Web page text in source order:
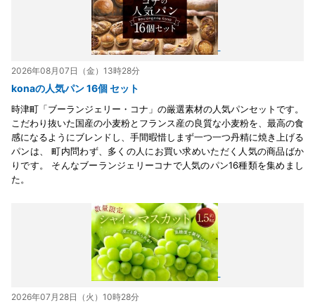
2026年08月07日（金）13時28分
konaの人気パン 16個 セット
時津町「ブーランジェリー・コナ」の厳選素材の人気パンセットです。
こだわり抜いた国産の小麦粉とフランス産の良質な小麦粉を、最高の食
感になるようにブレンドし、手間暇惜しまず一つ一つ丹精に焼き上げる
パンは、 町内問わず、多くの人にお買い求めいただく人気の商品ばか
りです。 そんなブーランジェリーコナで人気のパン16種類を集めまし
た。
2026年07月28日（火）10時28分